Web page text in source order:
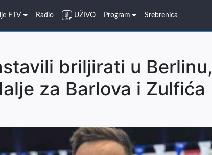
FTV Radio UŽIVO Program Srebrenica
briljirati u Berlinu,
za Barlova i Zulfića